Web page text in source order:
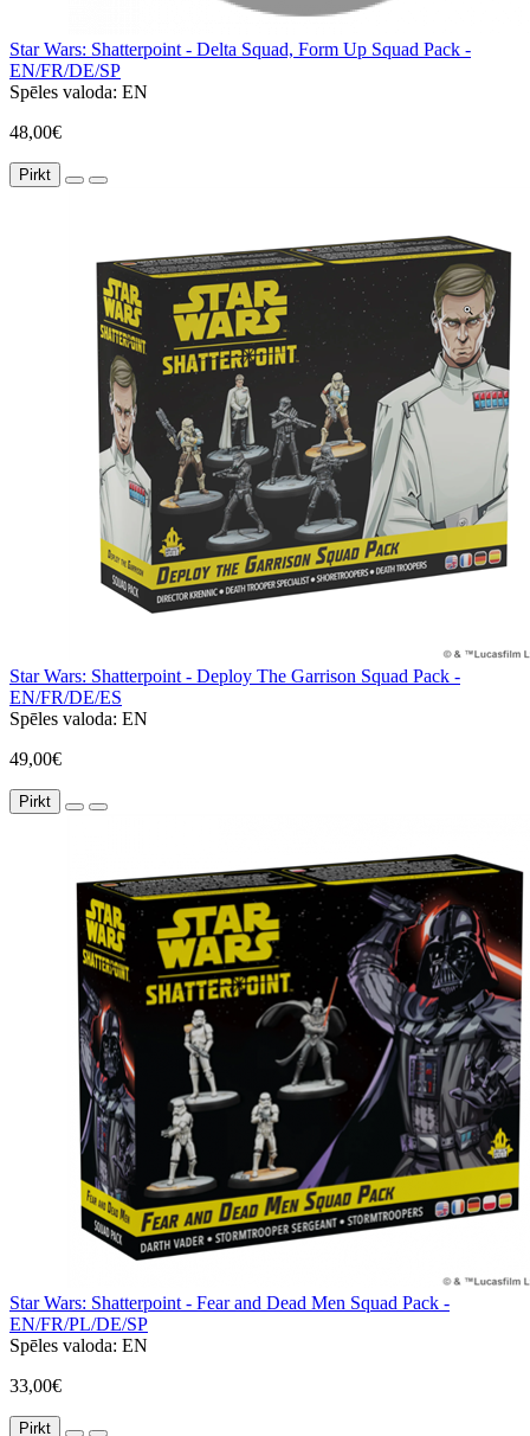
Star Wars: Shatterpoint - Delta Squad, Form Up Squad Pack -
EN/FR/DE/SP
Spēles valoda: EN
48,00€
Pirkt
Star Wars: Shatterpoint - Deploy The Garrison Squad Pack -
EN/FR/DE/ES
Spēles valoda: EN
49,00€
Pirkt
Star Wars: Shatterpoint - Fear and Dead Men Squad Pack -
EN/FR/PL/DE/SP
Spēles valoda: EN
33,00€
Pirkt